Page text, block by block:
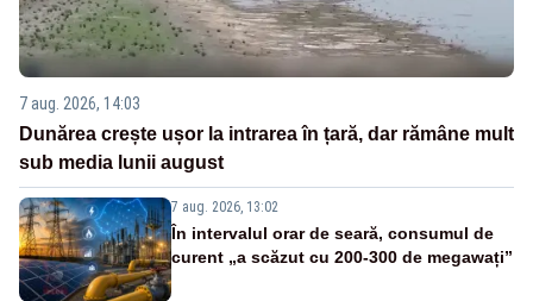
7 aug. 2026, 14:03
Dunărea crește ușor la intrarea în țară, dar rămâne mult
sub media lunii august
7 aug. 2026, 13:02
În intervalul orar de seară, consumul de
curent „a scăzut cu 200-300 de megawați”